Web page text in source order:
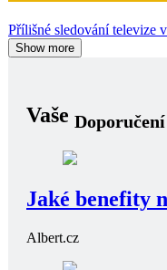
Přílišné sledování televize
Show more
Vaše Doporučení
Jaké benefity
Albert.cz